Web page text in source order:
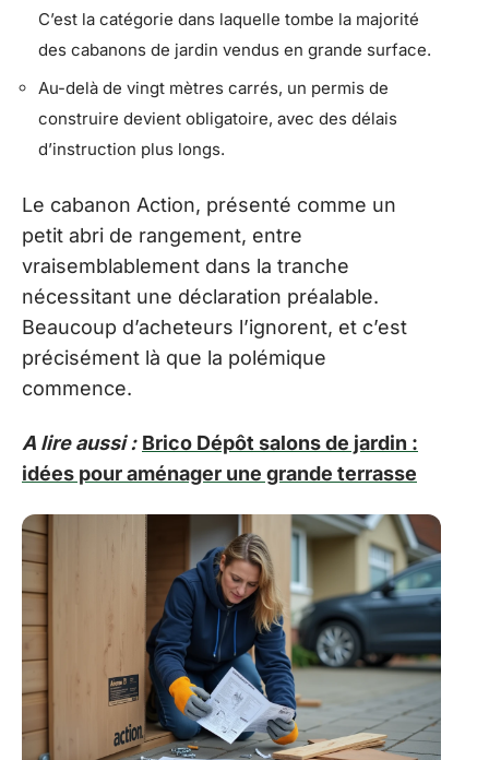
C’est la catégorie dans laquelle tombe la majorité
des cabanons de jardin vendus en grande surface.
Au-delà de vingt mètres carrés, un permis de
construire devient obligatoire, avec des délais
d’instruction plus longs.
Le cabanon Action, présenté comme un
petit abri de rangement, entre
vraisemblablement dans la tranche
nécessitant une déclaration préalable.
Beaucoup d’acheteurs l’ignorent, et c’est
précisément là que la polémique
commence.
A lire aussi : Brico Dépôt salons de jardin :
idées pour aménager une grande terrasse